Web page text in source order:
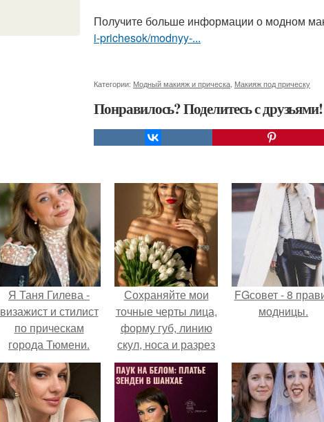
Получите больше информации о модном
i-prichesok/modnyy-...
Категории: Модный макияж и прическа Макияж под прическу
Понравилось? Поделитесь с друзьями!
Я Таня Гилева -
визажист и стилист
по прическам
города Тюмени.
Сохраняйте мои
точные черты лица,
форму губ, линию
скул, носа и разрез
глаз.
FGсовет - 8
модницы.